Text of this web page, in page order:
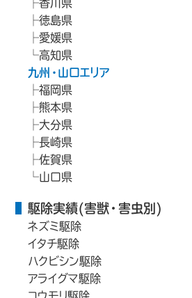
香川県
徳島県
愛媛県
高知県
九州・山口エリア
福岡県
熊本県
大分県
長崎県
佐賀県
山口県
駆除実績(害獣・害虫別)
ネズミ駆除
イタチ駆除
ハクビシン駆除
アライグマ駆除
コウモリ駆除